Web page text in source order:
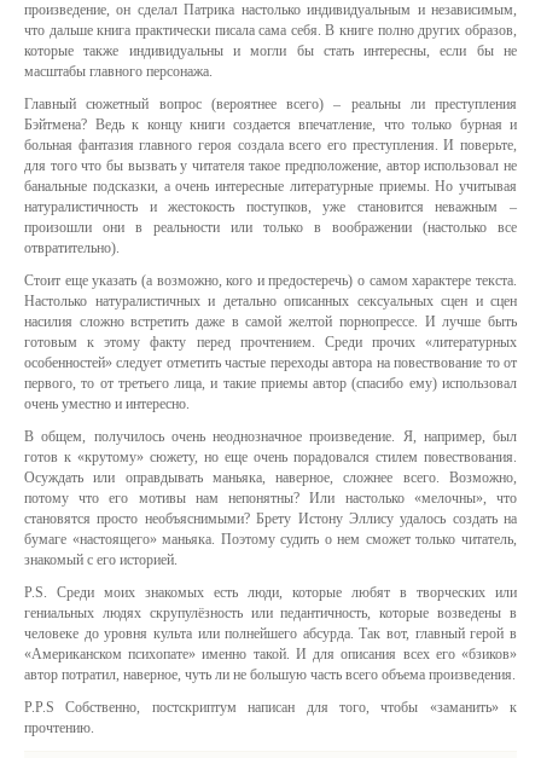
произведение, он сделал Патрика настолько индивидуальным и независимым,
что дальше книга практически писала сама себя. В книге полно других образов,
которые также индивидуальны и могли бы стать интересны, если бы не
масштабы главного персонажа.
Главный сюжетный вопрос (вероятнее всего) – реальны ли преступления
Бэйтмена? Ведь к концу книги создается впечатление, что только бурная и
больная фантазия главного героя создала всего его преступления. И поверьте,
для того что бы вызвать у читателя такое предположение, автор использовал не
банальные подсказки, а очень интересные литературные приемы. Но учитывая
натуралистичность и жестокость поступков, уже становится неважным –
произошли они в реальности или только в воображении (настолько все
отвратительно).
Стоит еще указать (а возможно, кого и предостеречь) о самом характере текста.
Настолько натуралистичных и детально описанных сексуальных сцен и сцен
насилия сложно встретить даже в самой желтой порнопрессе. И лучше быть
готовым к этому факту перед прочтением. Среди прочих «литературных
особенностей» следует отметить частые переходы автора на повествование то от
первого, то от третьего лица, и такие приемы автор (спасибо ему) использовал
очень уместно и интересно.
В общем, получилось очень неоднозначное произведение. Я, например, был
готов к «крутому» сюжету, но еще очень порадовался стилем повествования.
Осуждать или оправдывать маньяка, наверное, сложнее всего. Возможно,
потому что его мотивы нам непонятны? Или настолько «мелочны», что
становятся просто необъяснимыми? Брету Истону Эллису удалось создать на
бумаге «настоящего» маньяка. Поэтому судить о нем сможет только читатель,
знакомый с его историей.
P.S. Среди моих знакомых есть люди, которые любят в творческих или
гениальных людях скрупулёзность или педантичность, которые возведены в
человеке до уровня культа или полнейшего абсурда. Так вот, главный герой в
«Американском психопате» именно такой. И для описания всех его «бзиков»
автор потратил, наверное, чуть ли не большую часть всего объема произведения.
P.P.S Собственно, постскриптум написан для того, чтобы «заманить» к
прочтению.